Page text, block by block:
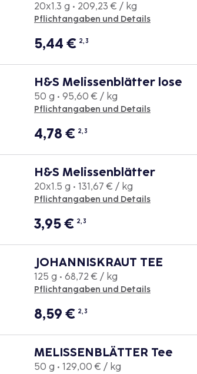
20x1.3 g • 209,23 € / kg
Pflichtangaben und Details
5,44€ 2, 3
H&S Melissenblätter lose
50 g • 95,60 € / kg
Pflichtangaben und Details
4,78€ 2, 3
H&S Melissenblätter
20x1.5 g • 131,67 € / kg
Pflichtangaben und Details
3,95€ 2, 3
JOHANNISKRAUT TEE
125 g • 68,72 € / kg
Pflichtangaben und Details
8,59€ 2, 3
MELISSENBLÄTTER Tee
50 g • 129,00 € / kg